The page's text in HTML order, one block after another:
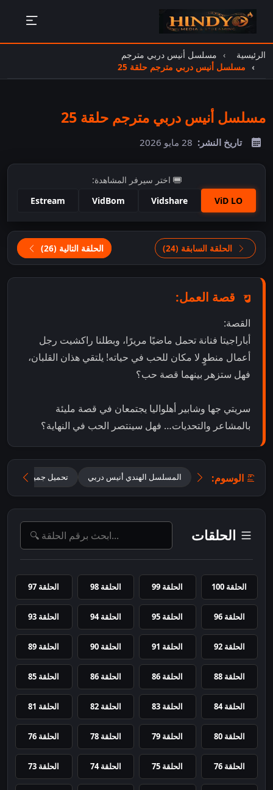
الرئيسية
مسلسل أنيس دربي مترجم
مسلسل أنيس دربي مترجم حلقة 25
مسلسل أنيس دربي مترجم حلقة 25
تاريخ النشر: 28 مايو 2026
اختر سيرفر المشاهدة:
ViD LO
Vidshare
VidBom
Estream
اضغط للمشاهدة
الحلقة السابقة (24)
الحلقة التالية (26)
قصة العمل:
القصة:
أباراجيتا فنانة تحمل ماضيًا مريرًا، وبطلنا راكشيت رجل
أعمال منطوٍ لا مكان للحب في حياته! يلتقي هذان القلبان،
فهل ستزهر بينهما قصة حب؟
سريتي جها وشابير أهلواليا يجتمعان في قصة مليئة
بالمشاعر والتحديات… فهل سينتصر الحب في النهاية؟
الوسوم: المسلسل الهندي أنيس دربي تحميل جميع حلقات Oh Humnava – Tum Dena Saath Mera مترجمة
الحلقات
الحلقة 100 الحلقة 99 الحلقة 98 الحلقة 97
الحلقة 96 الحلقة 95 الحلقة 94 الحلقة 93
الحلقة 92 الحلقة 91 الحلقة 90 الحلقة 89
الحلقة 88 الحلقة 86 الحلقة 86 الحلقة 85
الحلقة 84 الحلقة 83 الحلقة 82 الحلقة 81
الحلقة 80 الحلقة 79 الحلقة 78 الحلقة 76
الحلقة 76 الحلقة 75 الحلقة 74 الحلقة 73